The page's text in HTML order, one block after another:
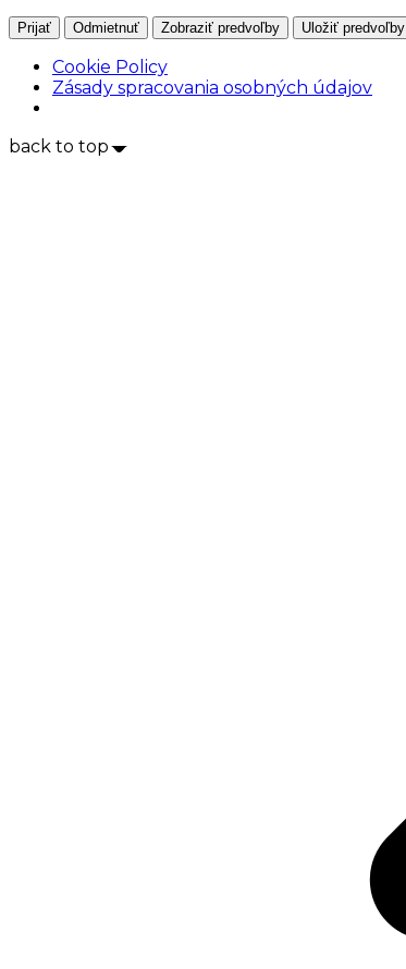
Prijať Odmietnuť Zobraziť predvoľby Uložiť predvoľby
Cookie Policy
Zásady spracovania osobných údajov
back to top